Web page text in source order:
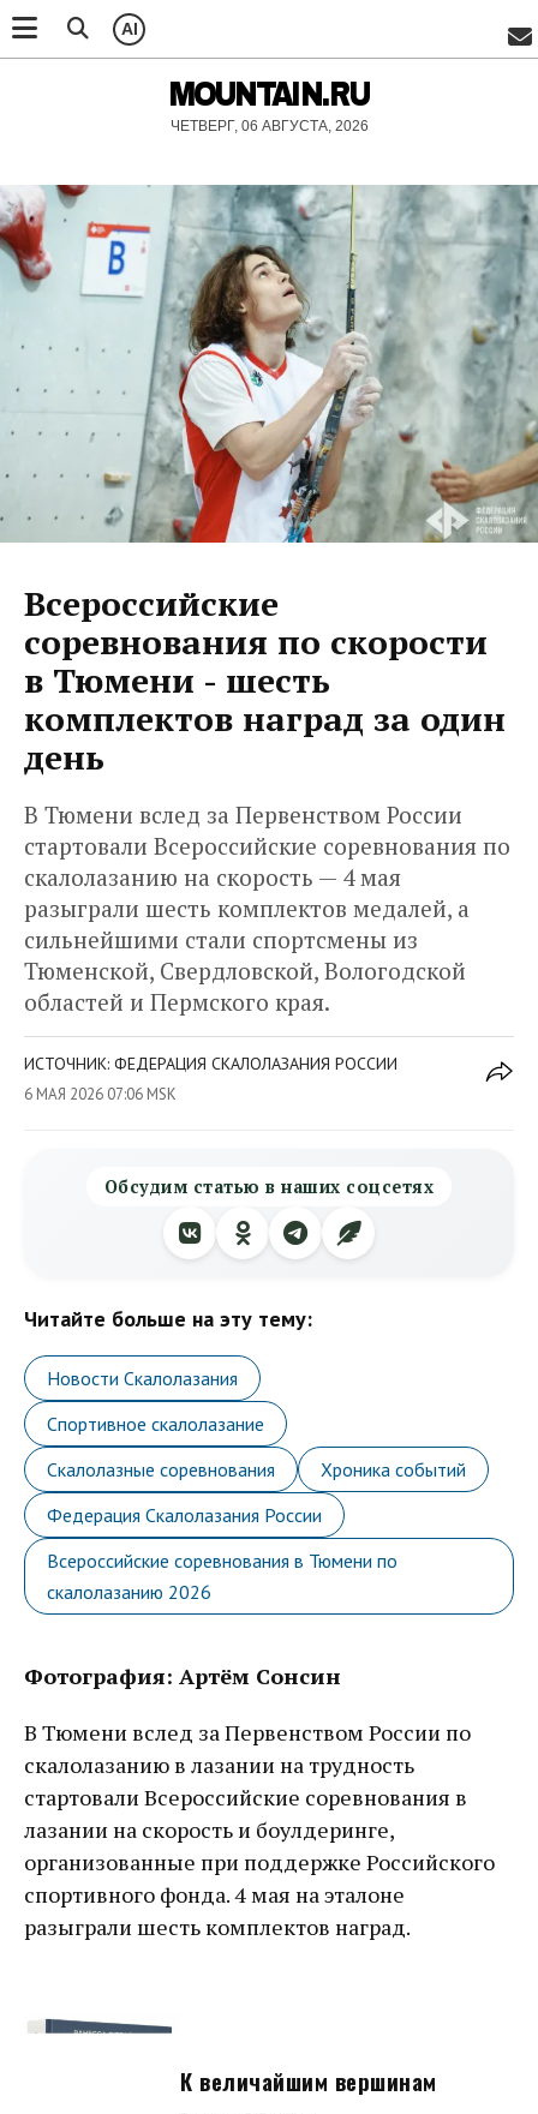
AI
MOUNTAIN.RU
ЧЕТВЕРГ, 06 АВГУСТА, 2026
Всероссийские
соревнования по скорости
в Тюмени - шесть
комплектов наград за один
день
В Тюмени вслед за Первенством России
стартовали Всероссийские соревнования по
скалолазанию на скорость — 4 мая
разыграли шесть комплектов медалей, а
сильнейшими стали спортсмены из
Тюменской, Свердловской, Вологодской
областей и Пермского края.
ИСТОЧНИК: ФЕДЕРАЦИЯ СКАЛОЛАЗАНИЯ РОССИИ
6 МАЯ 2026 07:06 MSK
Обсудим статью в наших соцсетях
Читайте больше на эту тему:
Новости Скалолазания
Спортивное скалолазание
Скалолазные соревнования
Хроника событий
Федерация Скалолазания России
Всероссийские соревнования в Тюмени по
скалолазанию 2026
Фотография: Артём Сонсин
В Тюмени вслед за Первенством России по
скалолазанию в лазании на трудность
стартовали Всероссийские соревнования в
лазании на скорость и боулдеринге,
организованные при поддержке Российского
спортивного фонда. 4 мая на эталоне
разыграли шесть комплектов наград.
К величайшим вершинам